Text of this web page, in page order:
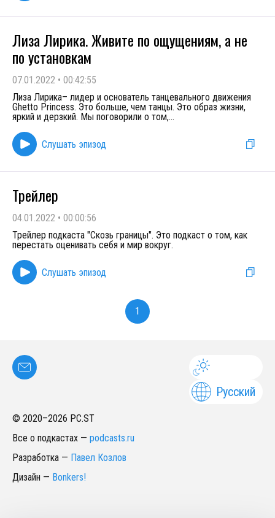
Лиза Лирика. Живите по ощущениям, а не
по установкам
07.01.2022 • 00:42:55
Лиза Лирика– лидер и основатель танцевального движения
Ghetto Princess. Это больше, чем танцы. Это образ жизни,
яркий и дерзкий. Мы поговорили о том,...
Слушать эпизод
Трейлер
04.01.2022 • 00:00:56
Трейлер подкаста "Скозь границы". Это подкаст о том, как
перестать оценивать себя и мир вокруг.
Слушать эпизод
1
Русский
© 2020–2026 PC.ST
Все о подкастах — podcasts.ru
Разработка — Павел Козлов
Дизайн — Bonkers!